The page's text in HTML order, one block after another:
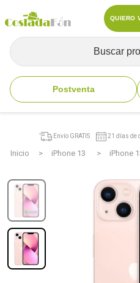
QUIERO
Buscar
Postventa
Inicio iPhone 13 iPhone
Envío GRATIS 21 días de